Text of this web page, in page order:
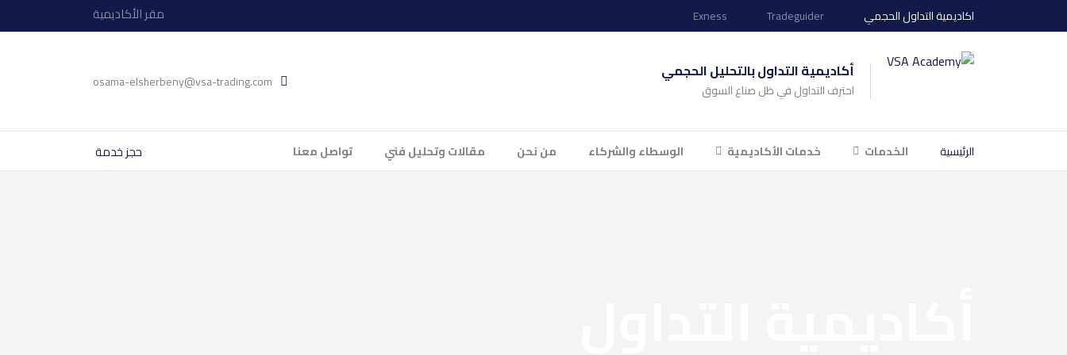
اكاديمية التداول الحجمي Tradeguider
Exness مقر الأكاديمية
أكاديمية التداول بالتحليل الحجمي
احترف التداول في ظل صناع السوق osama-elsherbeny@vsa-trading.com
حجز خدمة الرئيسية الخدمات خدمات الأكاديمية الوسطاء والشركاء من نحن مقالات وتحليل فني تواصل معنا